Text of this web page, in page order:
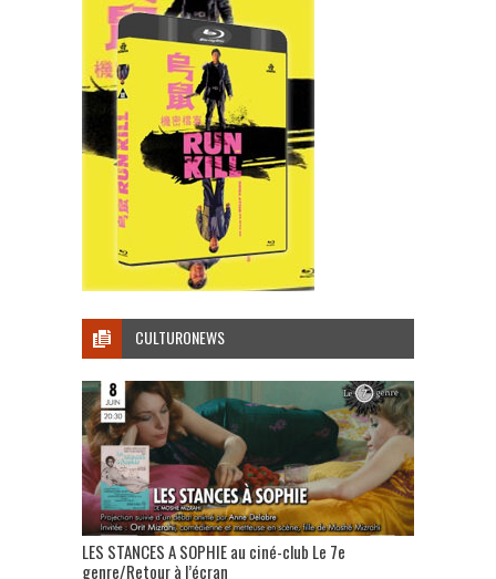
CULTURONEWS
LES STANCES A SOPHIE au ciné-club Le 7e
genre/Retour à l’écran